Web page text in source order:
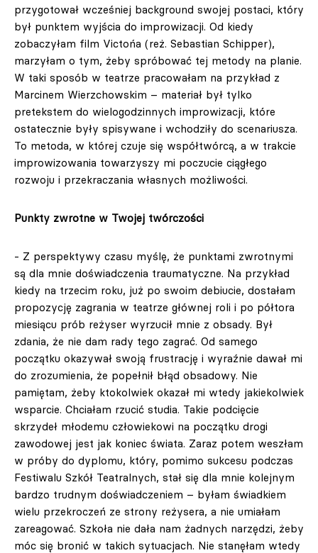
przygotował wcześniej background swojej postaci, który
był punktem wyjścia do improwizacji. Od kiedy
zobaczyłam film Victońa (reż. Sebastian Schipper),
marzyłam o tym, żeby spróbować tej metody na planie.
W taki sposób w teatrze pracowałam na przykład z
Marcinem Wierzchowskim – materiał był tylko
pretekstem do wielogodzinnych improwizacji, które
ostatecznie były spisywane i wchodziły do scenariusza.
To metoda, w której czuje się współtwórcą, a w trakcie
improwizowania towarzyszy mi poczucie ciągłego
rozwoju i przekraczania własnych możliwości.
Punkty zwrotne w Twojej twórczości
- Z perspektywy czasu myślę, że punktami zwrotnymi
są dla mnie doświadczenia traumatyczne. Na przykład
kiedy na trzecim roku, już po swoim debiucie, dostałam
propozycję zagrania w teatrze głównej roli i po półtora
miesiącu prób reżyser wyrzucił mnie z obsady. Był
zdania, że nie dam rady tego zagrać. Od samego
początku okazywał swoją frustrację i wyraźnie dawał mi
do zrozumienia, że popełnił błąd obsadowy. Nie
pamiętam, żeby ktokolwiek okazał mi wtedy jakiekolwiek
wsparcie. Chciałam rzucić studia. Takie podcięcie
skrzydeł młodemu człowiekowi na początku drogi
zawodowej jest jak koniec świata. Zaraz potem weszłam
w próby do dyplomu, który, pomimo sukcesu podczas
Festiwalu Szkół Teatralnych, stał się dla mnie kolejnym
bardzo trudnym doświadczeniem – byłam świadkiem
wielu przekroczeń ze strony reżysera, a nie umiałam
zareagować. Szkoła nie dała nam żadnych narzędzi, żeby
móc się bronić w takich sytuacjach. Nie stanęłam wtedy